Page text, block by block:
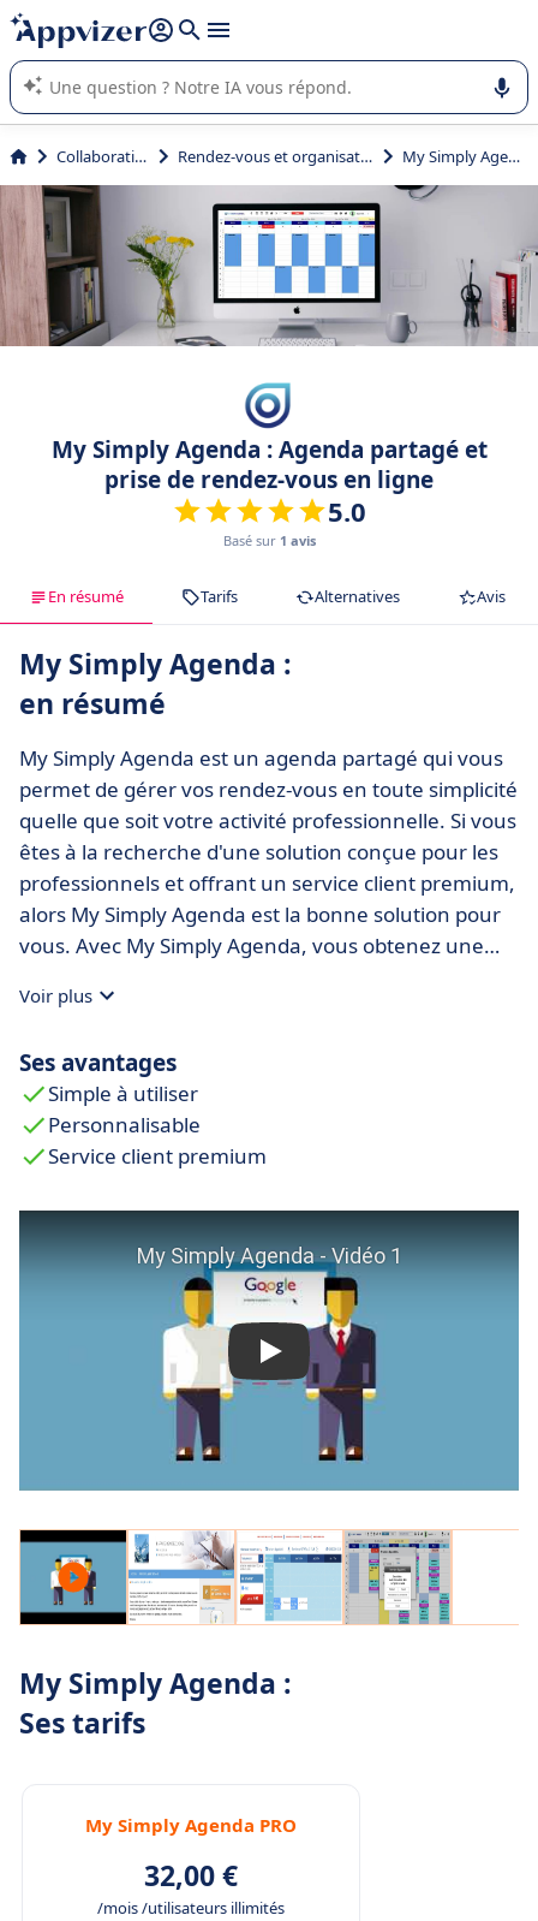
répondre (plusieurs lignes avec
L'IA de Appvizer vous guide dans l'utilisation ou la sélection de
logiciel SaaS en entreprise.
Collaboration Rendez-vous et organisation My Simply Agenda
My Simply Agenda : Agenda partagé et
prise de rendez-vous en ligne
5.0
Basé sur 1 avis
En résumé Tarifs Alternatives Avis
My Simply Agenda :
en résumé
My Simply Agenda est un agenda partagé qui vous
permet de gérer vos rendez-vous en toute simplicité
quelle que soit votre activité professionnelle. Si vous
êtes à la recherche d'une solution conçue pour les
professionnels et offrant un service client premium,
alors My Simply Agenda est la bonne solution pour
vous. Avec My Simply Agenda, vous obtenez une
Emails, des tableaux de bord, le paiement en ligne
d'essaie gratuit sans engagement.
Voir plus
Ses avantages
Simple à utiliser
Personnalisable
Service client premium
My Simply Agenda :
Ses tarifs
My Simply Agenda PRO
32,00 €
/mois /utilisateurs illimités